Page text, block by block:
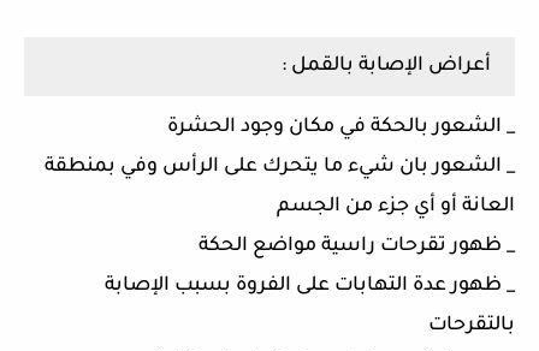
أعراض الإصابة بالقمل :
_ الشعور بالحكة في مكان وجود الحشرة
_ الشعور بان شيء ما يتحرك على الرأس وفي بمنطقة
العانة أو أي جزء من الجسم
_ ظهور تقرحات راسية مواضع الحكة
_ ظهور عدة التهابات على الفروة بسبب الإصابة
بالتقرحات